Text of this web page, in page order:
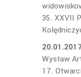
35. XXVII
Wystaw
17.